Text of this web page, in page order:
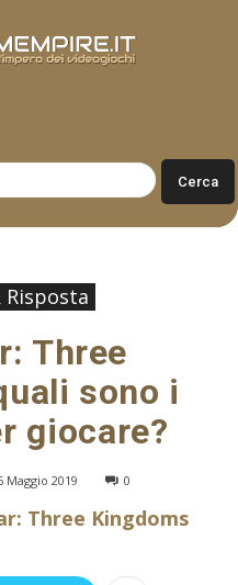
Risposta
Three
sono i
giocare?
Maggio 2019 0
Three Kingdoms